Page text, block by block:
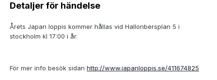
Detaljer för händelse
Årets Japan loppis kommer hållas vid Hallonbersplan 5 i
stockholm kl 17:00 i år.
För mer info besök sidan http://www.japanloppis.se/411674825